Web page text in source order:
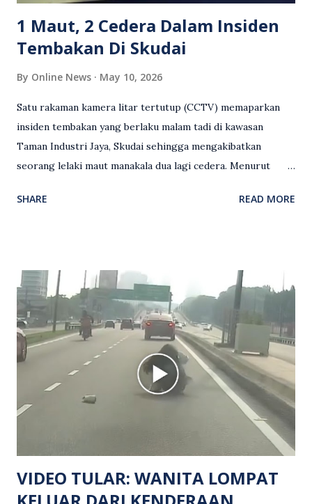
terhadap wanita dipercayai menjadi mangs...
1 Maut, 2 Cedera Dalam Insiden
Tembakan Di Skudai
By Online News May 10, 2026
Satu rakaman kamera litar tertutup (CCTV) memaparkan
insiden tembakan yang berlaku malam tadi di kawasan
Taman Industri Jaya, Skudai sehingga mengakibatkan
seorang lelaki maut manakala dua lagi cedera. Menurut
kejadian berlaku sekitar jam 11 malam dan pihak polis
hiburan di kawasan berkenaan. Seorang mangsa disahkan
meninggal dunia di lokasi kejadian akibat terkena tembakan,
manakala seorang lagi mangsa mengalami kecederaan.
Turut dipercayai terdapat seorang lagi individu cedera
namun identitinya masih belum dikenal pasti selepas dibawa
keluar dari lokasi oleh kenalannya. Polis kini sedang giat
mengesan dua suspek yang masih bebas bagi membantu
siasatan lanjut. Kes disiasat mengikut Seksyen 302 Kanun
Keseksaan kerana membunuh. Orang ramai yang mempunyai
maklumat diminta t...
SHARE READ MORE
VIDEO TULAR: WANITA LOMPAT